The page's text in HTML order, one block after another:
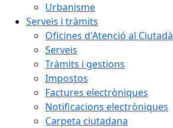
Urbanisme
Serveis i tràmits
Oficines d'Atenció al Ciutadà
Serveis
Tràmits i gestions
Impostos
Factures electròniques
Notificacions electròniques
Carpeta ciutadana